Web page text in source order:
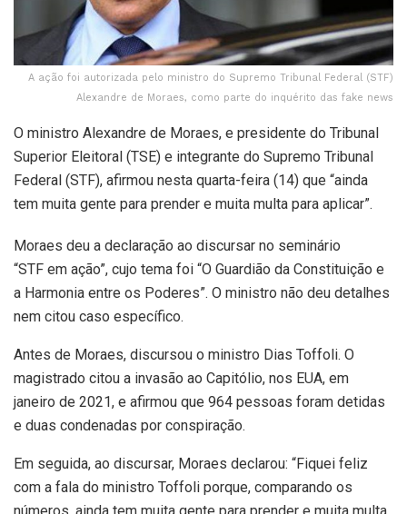
A ação foi autorizada pelo ministro do Supremo Tribunal Federal (STF)
Alexandre de Moraes, como parte do inquérito das fake news
O ministro Alexandre de Moraes, e presidente do Tribunal
Superior Eleitoral (TSE) e integrante do Supremo Tribunal
Federal (STF), afirmou nesta quarta-feira (14) que “ainda
tem muita gente para prender e muita multa para aplicar”.
Moraes deu a declaração ao discursar no seminário
“STF em ação”, cujo tema foi “O Guardião da Constituição e
a Harmonia entre os Poderes”. O ministro não deu detalhes
nem citou caso específico.
Antes de Moraes, discursou o ministro Dias Toffoli. O
magistrado citou a invasão ao Capitólio, nos EUA, em
janeiro de 2021, e afirmou que 964 pessoas foram detidas
e duas condenadas por conspiração.
Em seguida, ao discursar, Moraes declarou: “Fiquei feliz
com a fala do ministro Toffoli porque, comparando os